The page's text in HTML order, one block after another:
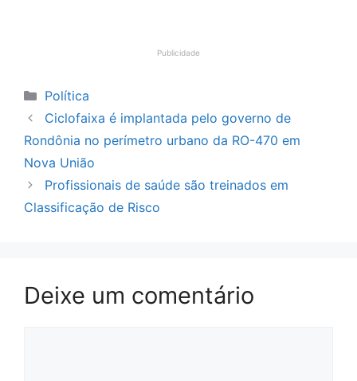
Publicidade
Categorias
Política
Ciclofaixa é implantada pelo governo de
Rondônia no perímetro urbano da RO-470 em
Nova União
Profissionais de saúde são treinados em
Classificação de Risco
Deixe um comentário